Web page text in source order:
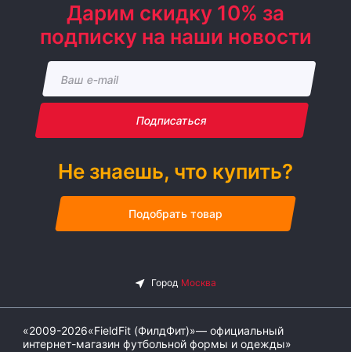
Дарим скидку 10% за
подписку на наши новости
Подписаться
Не знаешь, что купить?
Подобрать товар
«2009-2026«FieldFit (ФилдФит)»— официальный
интернет-магазин футбольной формы и одежды»